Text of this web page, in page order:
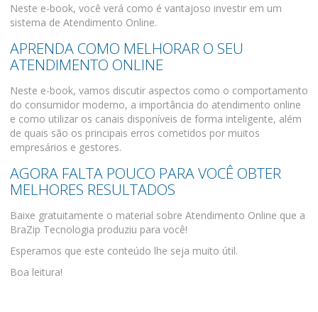
Neste e-book, você verá como é vantajoso investir em um
sistema de Atendimento Online.
APRENDA COMO MELHORAR O SEU
ATENDIMENTO ONLINE
Neste e-book, vamos discutir aspectos como o comportamento
do consumidor moderno, a importância do atendimento online
e como utilizar os canais disponíveis de forma inteligente, além
de quais são os principais erros cometidos por muitos
empresários e gestores.
AGORA FALTA POUCO PARA VOCÊ OBTER
MELHORES RESULTADOS
Baixe gratuitamente o material sobre Atendimento Online que a
BraZip Tecnologia produziu para você!
Esperamos que este conteúdo lhe seja muito útil.
Boa leitura!